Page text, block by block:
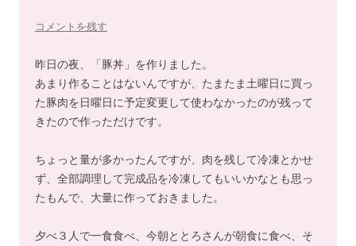
コメントを残す
昨日の夜、「豚丼」を作りました。
あまり作ることはないんですが、たまたま土曜日に買っ
た豚肉を日曜日に予定変更して使わなかったのが残って
きたので作っただけです。
ちょっと量が多かったんですが、肉を残して冷凍とかせ
ず、全部調理して完成品を冷凍してもいいかなとも思っ
たもんで、大量に作っておきました。
夕べ３人で一食食べ、今朝ととろさんが朝食に食べ、そ